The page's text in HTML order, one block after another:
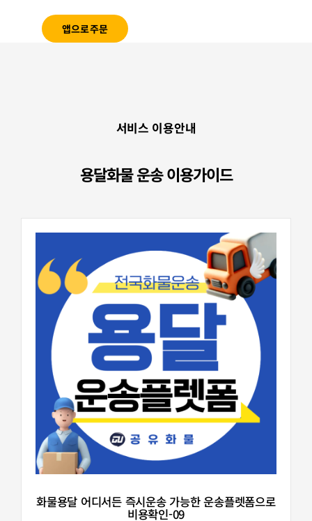
앱으로주문
서비스 이용안내
용달화물 운송 이용가이드
화물용달 어디서든 즉시운송 가능한 운송플렛폼으로
비용확인-09